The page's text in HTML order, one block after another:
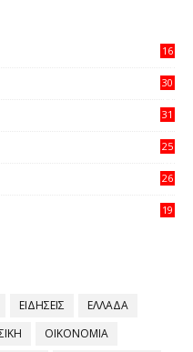
16
30
31
25
26
19
ΕΙΔΗΣΕΙΣ
ΕΛΛΑΔΑ
ΟΙΚΟΝΟΜΙΑ